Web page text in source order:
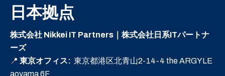
日本拠点
株式会社 Nikkei IT Partners｜株式会社日系ITパートナ
ーズ
📍 東京オフィス: 東京都港区北青山2-14-4 the ARGYLE
aoyama 6F